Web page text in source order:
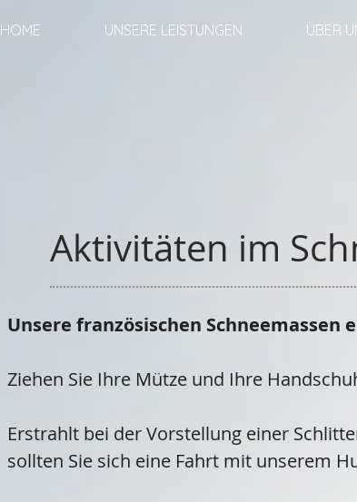
HOME UNSERE LEISTUNGEN ÜBER
Aktivitäten im
Unsere französischen
Ziehen Sie Ihre Mütze und Ihre
Erstrahlt bei der Vorstellung einer
sollten Sie sich eine Fahrt mit unserem